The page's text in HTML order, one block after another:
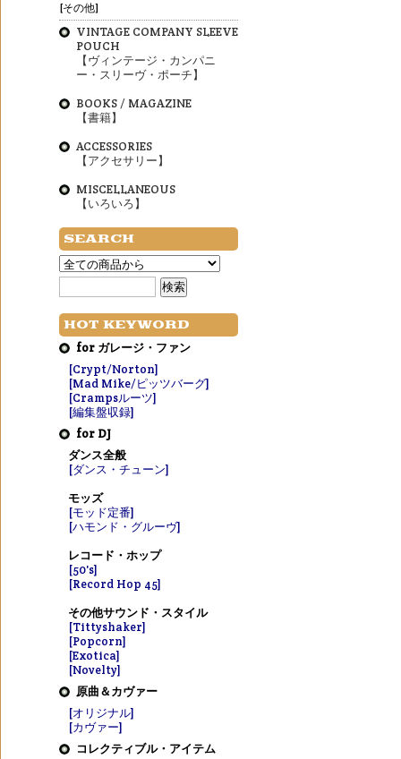
[その他]
VINTAGE COMPANY SLEEVE
POUCH
【ヴィンテージ・カンパニ
ー・スリーヴ・ポーチ】
BOOKS / MAGAZINE
【書籍】
ACCESSORIES
【アクセサリー】
MISCELLANEOUS
【いろいろ】
SEARCH
HOT KEYWORD
for ガレージ・ファン
[Crypt/Norton]
[Mad Mike/ピッツバーグ]
[Crampsルーツ]
[編集盤収録]
for DJ
ダンス全般
[ダンス・チューン]
モッズ
[モッド定番]
[ハモンド・グルーヴ]
レコード・ホップ
[50's]
[Record Hop 45]
その他サウンド・スタイル
[Tittyshaker]
[Popcorn]
[Exotica]
[Novelty]
原曲＆カヴァー
[オリジナル]
[カヴァー]
コレクティブル・アイテム